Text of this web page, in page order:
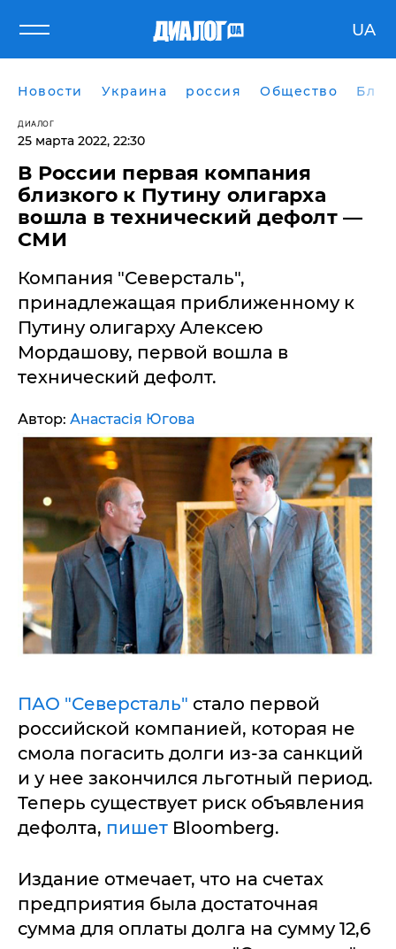
UA
Новости Украина россия Общество
ДИАЛОГ
25 марта 2022, 22:30
В России первая компания
близкого к Путину олигарха
вошла в технический дефолт —
СМИ
Компания "Северсталь",
принадлежащая приближенному к
Путину олигарху Алексею
Мордашову, первой вошла в
технический дефолт.
Автор: Анастасія Югова
ПАО "Северсталь" стало первой
российской компанией, которая не
смола погасить долги из-за санкций
и у нее закончился льготный период.
Теперь существует риск объявления
дефолта, пишет Bloomberg.
Издание отмечает, что на счетах
предприятия была достаточная
сумма для оплаты долга на сумму 12,6